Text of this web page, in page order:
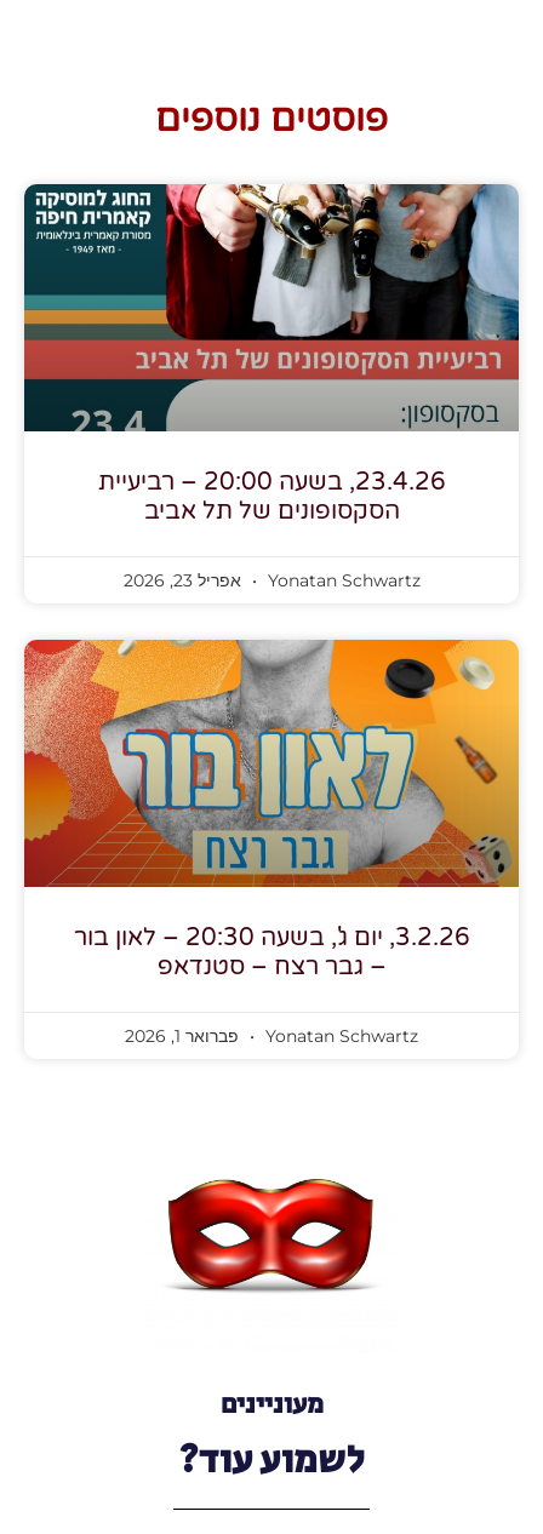
פוסטים נוספים
23.4.26, בשעה 20:00 – רביעיית
הסקסופונים של תל אביב
Yonatan Schwartz אפריל 23, 2026
3.2.26, יום ג', בשעה 20:30 – לאון בור
– גבר רצח – סטנדאפ
Yonatan Schwartz פברואר 1, 2026
מעוניינים
לשמוע עוד?